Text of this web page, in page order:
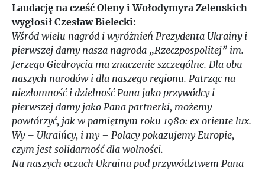
Laudację na cześć Oleny i Wołodymyra Zelenskich
wygłosił Czesław Bielecki:
Wśród wielu nagród i wyróżnień Prezydenta Ukrainy i
pierwszej damy nasza nagroda „Rzeczpospolitej” im.
Jerzego Giedroycia ma znaczenie szczególne. Dla obu
naszych narodów i dla naszego regionu. Patrząc na
niezłomność i dzielność Pana jako przywódcy i
pierwszej damy jako Pana partnerki, możemy
powtórzyć, jak w pamiętnym roku 1980: ex oriente lux.
Wy – Ukraińcy, i my – Polacy pokazujemy Europie,
czym jest solidarność dla wolności.
Na naszych oczach Ukraina pod przywództwem Pana